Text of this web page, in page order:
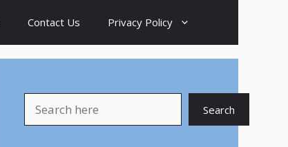
Contact Us Privacy Policy
Search